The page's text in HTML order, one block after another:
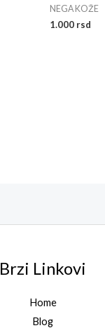
NEGA KOŽE
1.000 rsd
Brzi Linkovi
Home
Blog